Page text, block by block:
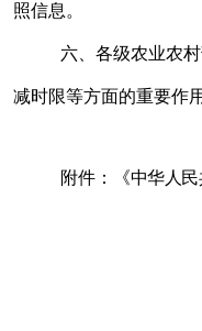
照信息。
六、各级农业农
减时限等方面的重要作
附件：《中华人